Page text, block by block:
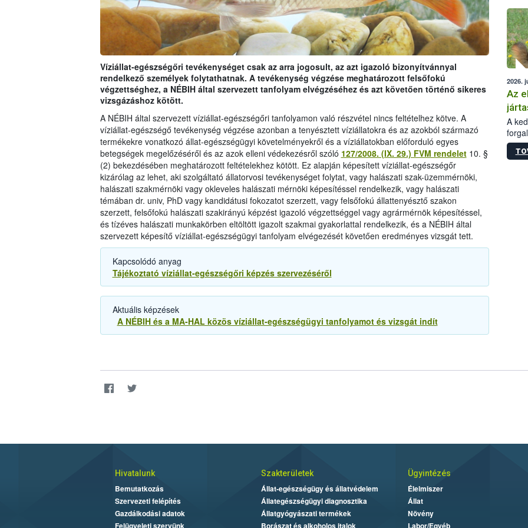
Víziállat-egészségőri tevékenységet csak az arra jogosult, az azt igazoló bizonyítvánnyal
rendelkező személyek folytathatnak. A tevékenység végzése meghatározott felsőfokú
végzettséghez, a NÉBIH által szervezett tanfolyam elvégzéséhez és azt követően történő sikeres
vizsgázáshoz kötött.
A NÉBIH által szervezett víziállat-egészségőri tanfolyamon való részvétel nincs feltételhez kötve. A
víziállat-egészségő tevékenység végzése azonban a tenyésztett víziállatokra és az azokból származó
termékekre vonatkozó állat-egészségügyi követelményekről és a víziállatokban előforduló egyes
betegségek megelőzéséről és az azok elleni védekezésről szóló 127/2008. (IX. 29.) FVM rendelet10. §
(2) bekezdésében meghatározott feltételekhez kötött. Ez alapján képesített víziállat-egészségőr
kizárólag az lehet, aki szolgáltató állatorvosi tevékenységet folytat, vagy halászati szak-üzemmérnöki,
halászati szakmérnöki vagy okleveles halászati mérnöki képesítéssel rendelkezik, vagy halászati
témában dr. univ, PhD vagy kandidátusi fokozatot szerzett, vagy felsőfokú állattenyésztő szakon
szerzett, felsőfokú halászati szakirányú képzést igazoló végzettséggel vagy agrármérnök képesítéssel,
és tízéves halászati munkakörben eltöltött igazolt szakmai gyakorlattal rendelkezik, és a NÉBIH által
szervezett képesítő víziállat-egészségügyi tanfolyam elvégezését követően eredményes vizsgát tett.
Kapcsolódó anyag
Tájékoztató víziállat-egészségőri képzés szervezéséről
Aktuális képzések
A NÉBIH és a MA-HAL közös víziállat-egészségügyi tanfolyamot és vizsgát indít
2026.
Az
A
Hivatalunk
Bemutatkozás
Szervezeti felépítés
Gazdálkodási adatok
Felügyeleti szervünk
Szakterületek
Állat-egészségügy és állatvédelem
Állategészségügyi diagnosztika
Állatgyógyászati termékek
Borászat és alkoholos italok
Ügyintézés
Élelmiszer
Állat
Növény
Labor/Egyéb